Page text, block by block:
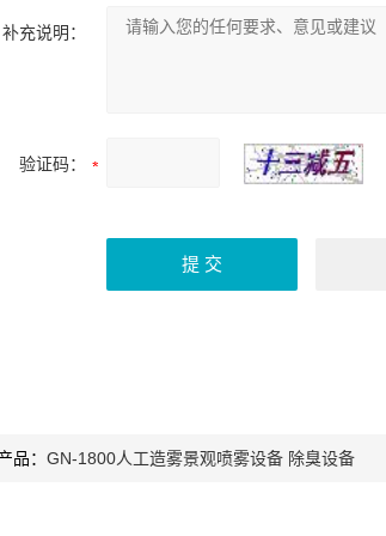
补充说明：
验证码：
品： GN-1800人工造雾景观喷雾设备 除臭设备